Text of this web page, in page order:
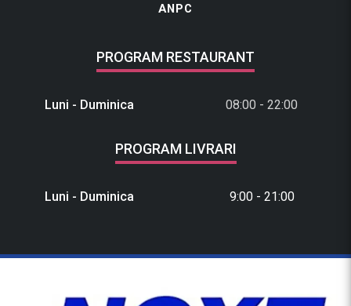
ANPC
PROGRAM RESTAURANT
Luni - Duminica 08:00 - 22:00
PROGRAM LIVRARI
Luni - Duminica 9:00 - 21:00